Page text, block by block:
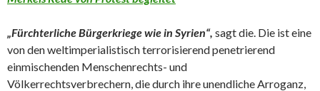
„Fürchterliche Bürgerkriege wie in Syrien“, sagt die. Die ist eine
von den weltimperialistisch terrorisierend penetrierend
einmischenden Menschenrechts- und
Völkerrechtsverbrechern, die durch ihre unendliche Arroganz,